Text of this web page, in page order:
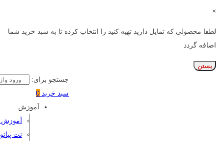
×
لطفا محصولی که تمایل دارید تهیه کنید را انتخاب کرده تا به سبد خرید شما
اضافه گردد
بستن
جستجو برای:
سبد خرید 0
آموزش
آموزش
نت پیانو